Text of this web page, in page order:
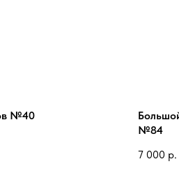
№40
№84
7 000 р.